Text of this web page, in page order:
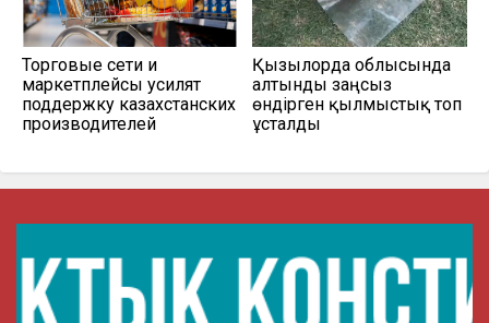
Торговые сети и
маркетплейсы усилят
поддержку казахстанских
производителей
Қызылорда облысында
алтынды заңсыз
өндірген қылмыстық топ
ұсталды